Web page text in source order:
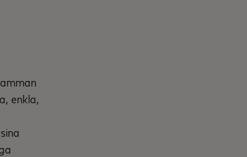
enkla,